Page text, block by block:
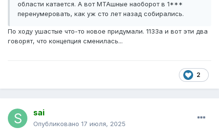
области катается. А вот МТАшные наоборот в 1***
перенумеровать, как уж сто лет назад собирались.
По ходу ушастые что-то новое придумали. 1133а и вот эти два
говорят, что концепция сменилась...
2
sai
Опубликовано 17 июля, 2025